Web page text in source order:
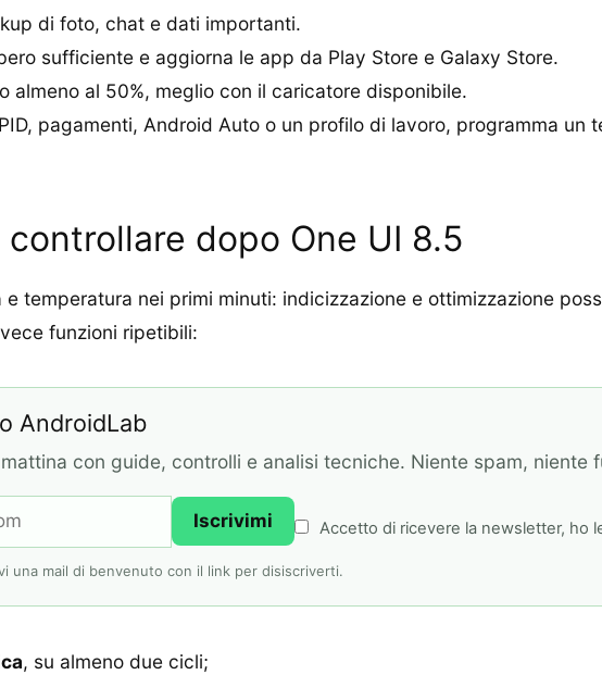
di foto, chat e dati importanti.
sufficiente e aggiorna le app da Play Store e Galaxy Store.
almeno al 50%, meglio con il caricatore disponibile.
pagamenti, Android Auto o un profilo di lavoro, programma un
dopo One UI 8.5
temperatura nei primi minuti: indicizzazione e ottimizzazione
funzioni ripetibili:
AndroidLab
con guide, controlli e analisi tecniche. Niente spam, niente
Iscrivimi Accetto di ricevere la newsletter, ho
una mail di benvenuto con il link per disiscriverti.
, su almeno due cicli;